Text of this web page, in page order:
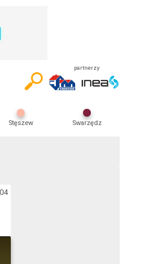
partnerzy
Stęszew Swarzędz